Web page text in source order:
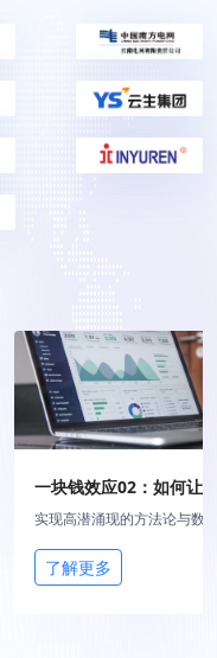
一块钱效应02：如何让
实现高潜涌现的方法论与数
了解更多